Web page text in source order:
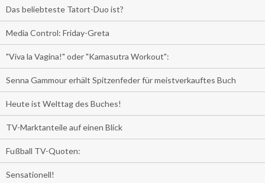
Das beliebteste Tatort-Duo ist?
Media Control: Friday-Greta
"Viva la Vagina!" oder "Kamasutra Workout":
Senna Gammour erhält Spitzenfeder für meistverkauftes Buch
Heute ist Welttag des Buches!
TV-Marktanteile auf einen Blick
Fußball TV-Quoten:
Sensationell!